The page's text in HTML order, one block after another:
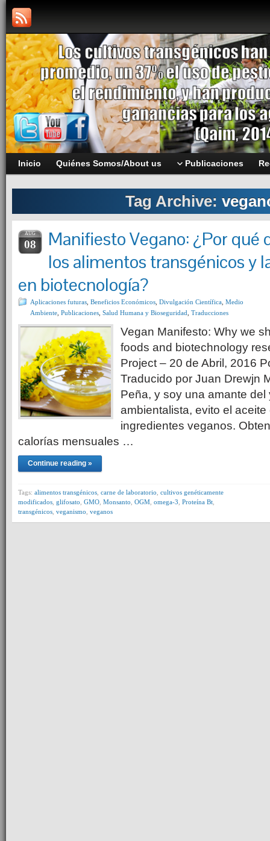
Inicio Quiénes Somos/About us Publicaciones
Tag Archive:
AUG
08
Manifiesto Vegano: ¿Por qué
los alimentos transgénicos y
en biotecnología?
Aplicaciones futuras Beneficios Económicos Divulgación Científica Medio
Ambiente Publicaciones Salud Humana y Bioseguridad Traducciones
Vegan Manifesto: Why we
foods and biotechnology
Project – 20 de Abril, 2016
Traducido por Juan Drewjn
Peña, y soy una amante del
ambientalista, evito el
ingredientes veganos.
calorías mensuales …
Continue reading »
Tags: alimentos transgénicos carne de laboratorio cultivos genéticamente
modificados glifosato GMO Monsanto OGM omega-3 Proteína Bt
transgénicos veganismo veganos